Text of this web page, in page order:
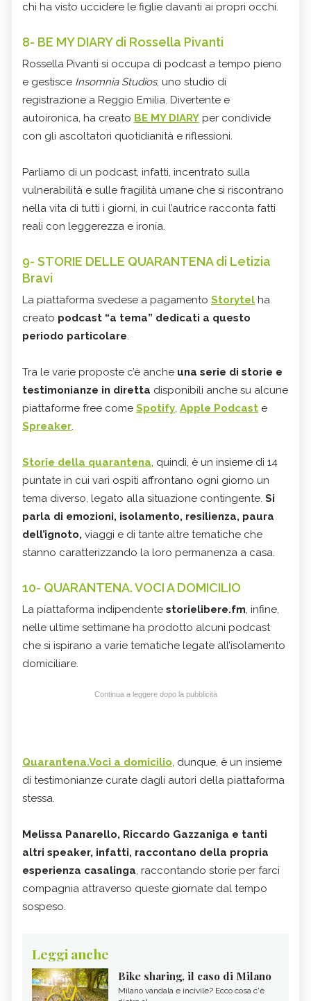
chi ha visto uccidere le figlie davanti ai propri occhi.
8- BE MY DIARY di Rossella Pivanti
Rossella Pivanti si occupa di podcast a tempo pieno
e gestisce Insomnia Studios, uno studio di
registrazione a Reggio Emilia. Divertente e
autoironica, ha creato BE MY DIARY per condivide
con gli ascoltatori quotidianità e riflessioni.
Parliamo di un podcast, infatti, incentrato sulla
vulnerabilità e sulle fragilità umane che si riscontrano
nella vita di tutti i giorni, in cui l’autrice racconta fatti
reali con leggerezza e ironia.
9- STORIE DELLE QUARANTENA di Letizia
Bravi
La piattaforma svedese a pagamento Storytel ha
creato podcast “a tema” dedicati a questo
periodo particolare.
Tra le varie proposte c’è anche una serie di storie e
testimonianze in diretta disponibili anche su alcune
piattaforme free come Spotify, Apple Podcast e
Spreaker.
Storie della quarantena, quindi, è un insieme di 14
puntate in cui vari ospiti affrontano ogni giorno un
tema diverso, legato alla situazione contingente. Si
parla di emozioni, isolamento, resilienza, paura
dell’ignoto, viaggi e di tante altre tematiche che
stanno caratterizzando la loro permanenza a casa.
10- QUARANTENA. VOCI A DOMICILIO
La piattaforma indipendente storielibere.fm, infine,
nelle ultime settimane ha prodotto alcuni podcast
che si ispirano a varie tematiche legate all’isolamento
domiciliare.
Continua a leggere dopo la pubblicità
Quarantena.Voci a domicilio, dunque, è un insieme
di testimonianze curate dagli autori della piattaforma
stessa.
Melissa Panarello, Riccardo Gazzaniga e tanti
altri speaker, infatti, raccontano della propria
esperienza casalinga, raccontando storie per farci
compagnia attraverso queste giornate dal tempo
sospeso.
Leggi anche
Bike sharing, il caso di Milano
Milano vandala e incivile? Ecco cosa c'è